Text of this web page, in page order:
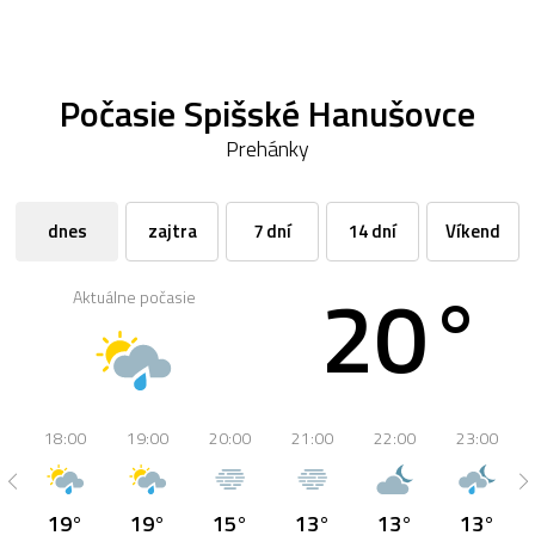
Počasie Spišské Hanušovce
Prehánky
dnes zajtra 7 dní 14 dní Víkend
Aktuálne počasie 20°
18:00
19°
19:00
19°
20:00
15°
21:00
13°
22:00
13°
23:00
13°